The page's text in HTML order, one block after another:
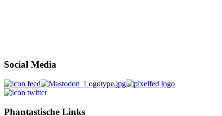
Social Media
Phantastische Links